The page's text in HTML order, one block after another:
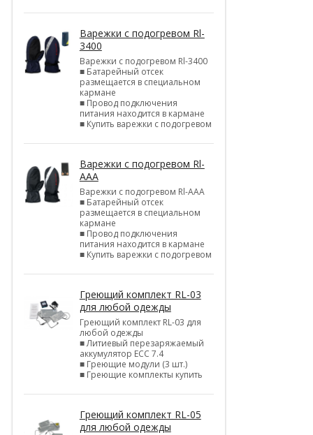
Варежки с подогревом Rl-
3400
Варежки с подогревом Rl-3400
■ Батарейный отсек
размещается в специальном
кармане
■ Провод подключения
питания находится в кармане
■ Купить варежки с подогревом
Варежки с подогревом Rl-
AAA
Варежки с подогревом Rl-AAA
■ Батарейный отсек
размещается в специальном
кармане
■ Провод подключения
питания находится в кармане
■ Купить варежки с подогревом
Греющий комплект RL-03
для любой одежды
Греющий комплект RL-03 для
любой одежды
■ Литиевый перезаряжаемый
аккумулятор ЕСС 7.4
■ Греющие модули (3 шт.)
■ Греющие комплекты купить
Греющий комплект RL-05
для любой одежды